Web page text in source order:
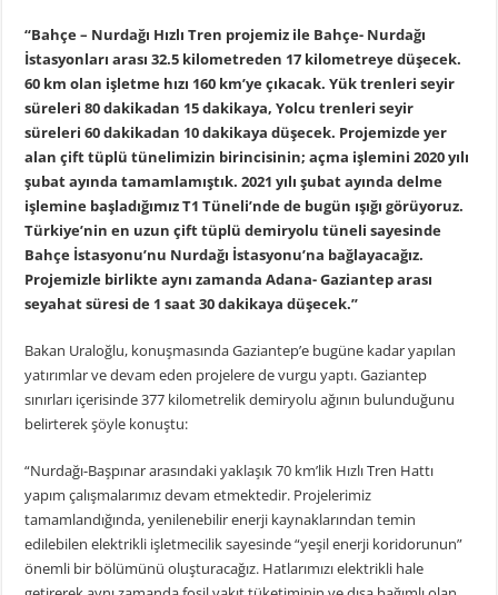
“Bahçe – Nurdağı Hızlı Tren projemiz ile Bahçe- Nurdağı
İstasyonları arası 32.5 kilometreden 17 kilometreye düşecek.
60 km olan işletme hızı 160 km’ye çıkacak. Yük trenleri seyir
süreleri 80 dakikadan 15 dakikaya, Yolcu trenleri seyir
süreleri 60 dakikadan 10 dakikaya düşecek. Projemizde yer
alan çift tüplü tünelimizin birincisinin; açma işlemini 2020 yılı
şubat ayında tamamlamıştık. 2021 yılı şubat ayında delme
işlemine başladığımız T1 Tüneli’nde de bugün ışığı görüyoruz.
Türkiye’nin en uzun çift tüplü demiryolu tüneli sayesinde
Bahçe İstasyonu’nu Nurdağı İstasyonu’na bağlayacağız.
Projemizle birlikte aynı zamanda Adana- Gaziantep arası
seyahat süresi de 1 saat 30 dakikaya düşecek.”
Bakan Uraloğlu, konuşmasında Gaziantep’e bugüne kadar yapılan
yatırımlar ve devam eden projelere de vurgu yaptı. Gaziantep
sınırları içerisinde 377 kilometrelik demiryolu ağının bulunduğunu
belirterek şöyle konuştu:
“Nurdağı-Başpınar arasındaki yaklaşık 70 km’lik Hızlı Tren Hattı
yapım çalışmalarımız devam etmektedir. Projelerimiz
tamamlandığında, yenilenebilir enerji kaynaklarından temin
edilebilen elektrikli işletmecilik sayesinde “yeşil enerji koridorunun”
önemli bir bölümünü oluşturacağız. Hatlarımızı elektrikli hale